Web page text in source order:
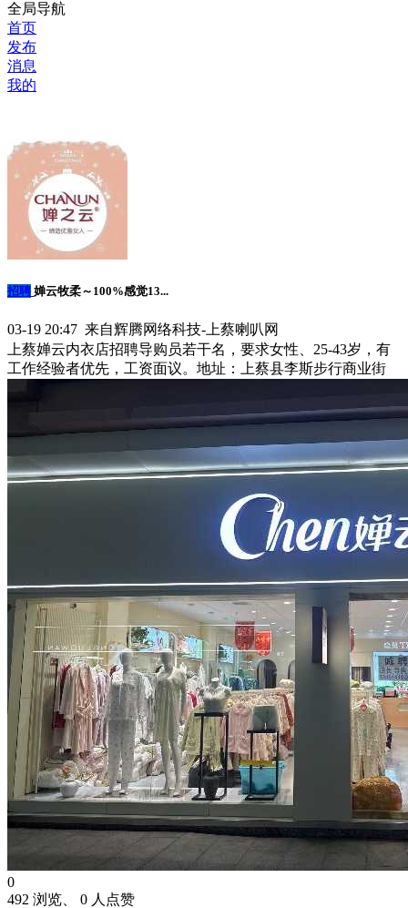
全局导航
首页
发布
消息
我的
招聘 婵云牧柔～100%感觉13...
03-19 20:47 来自辉腾网络科技-上蔡喇叭网
上蔡婵云内衣店招聘导购员若干名，要求女性、25-43岁，有
工作经验者优先，工资面议。地址：上蔡县李斯步行商业街
0
492 浏览、 0 人点赞